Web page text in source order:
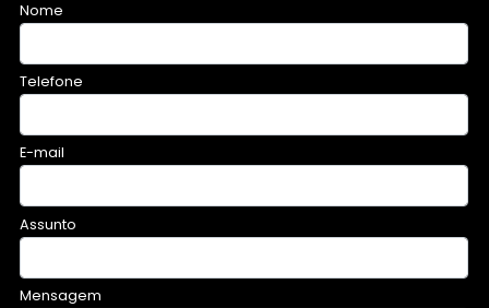
Nome
Telefone
E-mail
Assunto
Mensagem